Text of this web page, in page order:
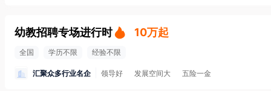
幼教招聘专场进行时 10万起
全国 学历不限 经验不限
汇聚众多行业名企 领导好 发展空间大 五险一金